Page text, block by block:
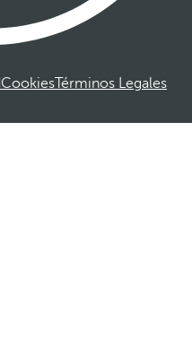
CookiesTérminos Legales